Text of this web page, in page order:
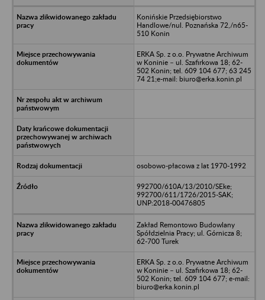
Konińskie Przedsiębiorstwo
Handlowe/nul. Poznańska 72,/n65-
510 Konin
ERKA Sp. z o.o. Prywatne Archiwum
w Koninie – ul. Szafirkowa 18; 62-
502 Konin; tel. 609 104 677; 63 245
74 21;e-mail: biuro@erka.konin.pl
osobowo-płacowa z lat 1970-1992
992700/610A/13/2010/SEke;
992700/611/1726/2015-SAK;
UNP:2018-00476805
Zakład Remontowo Budowlany
Spółdzielnia Pracy; ul. Górnicza 8;
62-700 Turek
ERKA Sp. z o.o. Prywatne Archiwum
w Koninie – ul. Szafirkowa 18; 62-
502 Konin; tel. 609 104 677; e-mail:
biuro@erka.konin.pl